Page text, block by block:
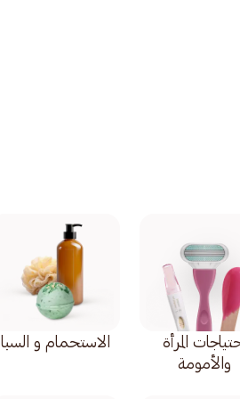
المرأة
والأمومة
الاستحمام و السبا